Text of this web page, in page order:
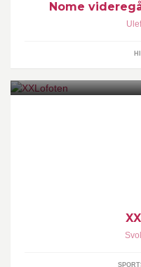
Nome